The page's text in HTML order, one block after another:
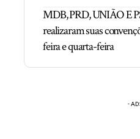
MDB, PRD, UNIÃO E
realizaram suas
feira e quarta-feira
-